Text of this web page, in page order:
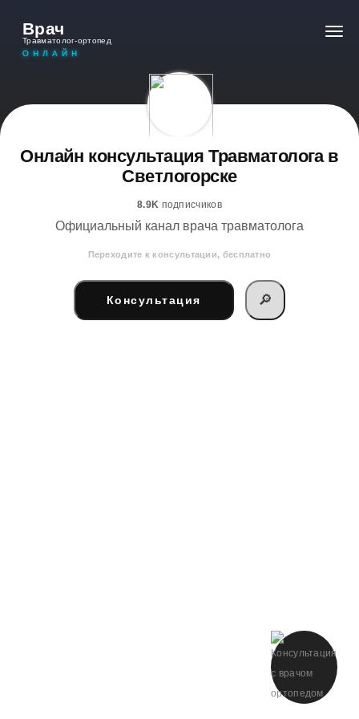
Врач
Травматолог-ортопед
ОНЛАЙН
Онлайн консультация Травматолога в
Светлогорске
8.9K подписчиков
Официальный канал врача травматолога
Переходите к консультации, бесплатно
Консультация 🔎